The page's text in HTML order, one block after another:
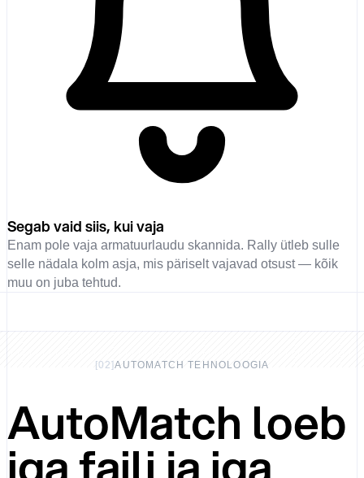
Segab vaid siis, kui vaja
Enam pole vaja armatuurlaudu skannida. Rally ütleb sulle
selle nädala kolm asja, mis päriselt vajavad otsust — kõik
muu on juba tehtud.
[02]AUTOMATCH TEHNOLOOGIA
AutoMatch loeb